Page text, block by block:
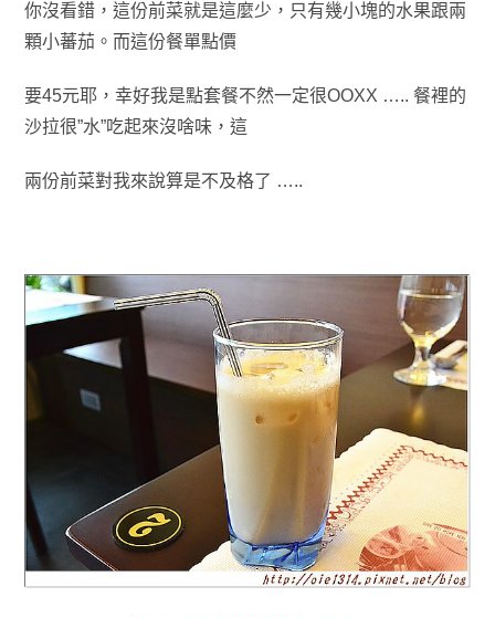
你沒看錯，這份前菜就是這麼少 ，只有幾小塊的水果跟兩
顆小蕃茄 。 而這份餐單點價
要45元耶，幸好我是點套餐不然一定很OOXX ….. 餐裡的
沙拉很”水”吃起來沒啥味，這
兩份前菜對我來說算是不及格了 …..